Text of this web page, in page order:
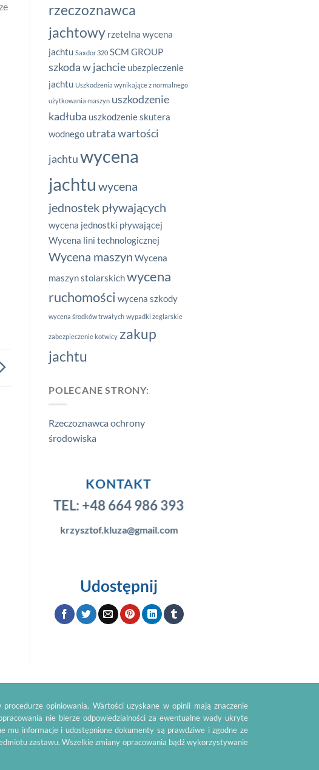
rzeczoznawca
jachtowy rzetelna wycena
jachtu Saxdor 320 SCM GROUP
szkoda w jachcie ubezpieczenie
jachtu Uszkodzenia wynikające z normalnego
użytkowania maszyn uszkodzenie
kadłuba uszkodzenie skutera
wodnego utrata wartości
jachtuwycena
jachtu wycena
jednostek pływających
wycena jednostki pływającej
Wycena lini technologicznej
Wycena maszyn Wycena
maszyn stolarskichwycena
ruchomości wycena szkody
wycena środków trwałych wypadki żeglarskie
zabezpieczenie kotwicy zakup
jachtu
POLECANE STRONY:
Rzeczoznawca ochrony
środowiska
KONTAKT
TEL: +48 664 986 393
krzysztof.kluza@gmail.com
Udostępnij
opiniowania. Wartości uzyskane w opinii mają znaczenie
nie bierze odpowiedzialności za ewentualne wady ukryte
mu informacje i udostępnione dokumenty są prawdziwe i zgodne ze
zastawu. Wszelkie zmiany opracowania bądź wykorzystywanie